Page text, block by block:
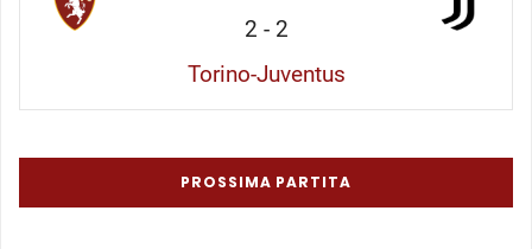
2 - 2
Torino-Juventus
PROSSIMA PARTITA